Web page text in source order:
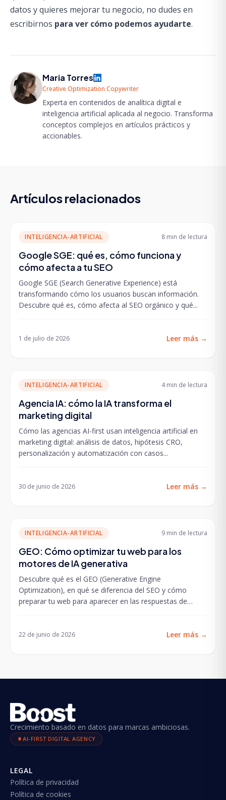
datos y quieres mejorar tu negocio, no dudes en
escribirnos para ver cómo podemos ayudarte.
Maria Torres
Creative Optimization Copywriter
Experta en contenidos de analítica digital e
inteligencia artificial aplicada al negocio. Transforma
conceptos complejos en artículos prácticos y
accionables.
Artículos relacionados
INTELIGENCIA-ARTIFICIAL 8 min de lectura
Google SGE: qué es, cómo funciona y
cómo afecta a tu SEO
Google SGE (Search Generative Experience) está
transformando cómo los usuarios buscan información.
Descubre qué es, cómo afecta al SEO orgánico y qué...
1 de julio de 2026 Leer más →
INTELIGENCIA-ARTIFICIAL 4 min de lectura
Agencia IA: cómo la IA transforma el
marketing digital
Cómo las agencias AI-first usan inteligencia artificial en
marketing digital: análisis de datos, hipótesis CRO,
personalización y automatización con casos...
30 de junio de 2026 Leer más →
INTELIGENCIA-ARTIFICIAL 9 min de lectura
GEO: Cómo optimizar tu web para los
motores de IA generativa
Descubre qué es el GEO (Generative Engine
Optimization), en qué se diferencia del SEO y cómo
preparar tu web para aparecer en las respuestas de
22 de junio de 2026 Leer más →
Crecimiento basado en datos para marcas ambiciosas.
AI-FIRST DIGITAL AGENCY
LEGAL
Política de privacidad
Política de cookies